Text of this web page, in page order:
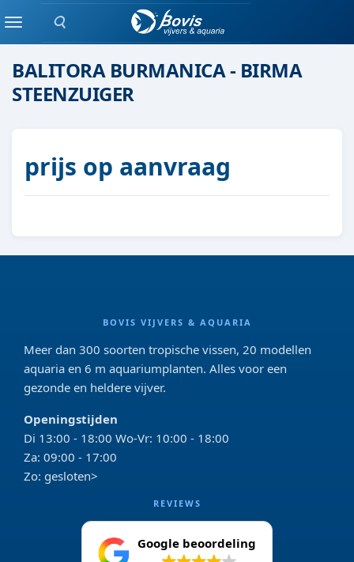
Zoeken
MenuAlgen eters / L-nummers
BALITORA BURMANICA - BIRMA
STEENZUIGER
prijs op aanvraag
BOVIS VIJVERS & AQUARIA
Meer dan 300 soorten tropische vissen, 20 modellen
aquaria en 6 m aquariumplanten. Alles voor een
gezonde en heldere vijver.
Openingstijden
Di 13:00 - 18:00 Wo-Vr: 10:00 - 18:00
Za: 09:00 - 17:00
Zo: gesloten>
REVIEWS
Google beoordeling